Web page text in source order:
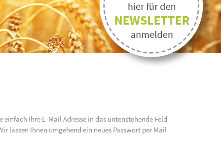
Ihre E-Mail Adresse in das untenstehende Feld
lassen Ihnen umgehend ein neues Passwort per Mail